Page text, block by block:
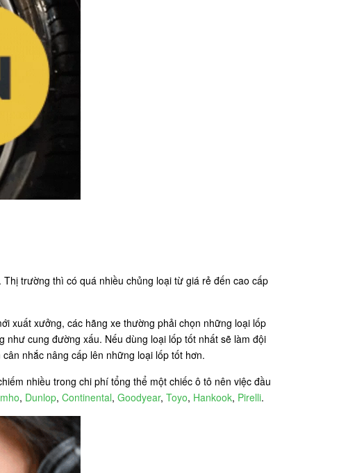
trường thì có quá nhiều chủng loại từ giá rẻ đến cao cấp
xuất xưởng, các hãng xe thường phải chọn những loại lốp
cung đường xấu. Nếu dùng loại lốp tốt nhất sẽ làm đội
nhắc nâng cấp lên những loại lốp tốt hơn.
nhiều trong chi phí tổng thể một chiếc ô tô nên việc đầu
, Dunlop, Continental, Goodyear, Toyo, Hankook, Pirelli.